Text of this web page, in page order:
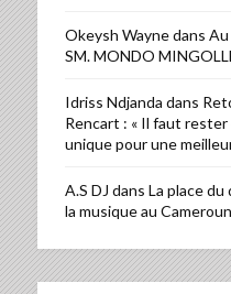
Okeysh Waynedans Au
SM. MONDO
Idriss Ndjanda dans
Rencart : « Il faut
unique pour une
A.S DJ dans La place du
la musique au Cameroun